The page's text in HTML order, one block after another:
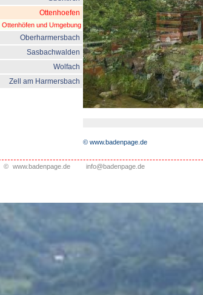
Ottenhoefen
Ottenhöfen und Umgebung
Oberharmersbach
Sasbachwalden
Wolfach
Zell am Harmersbach
© www.badenpage.de
© www.badenpage.de info@badenpage.de